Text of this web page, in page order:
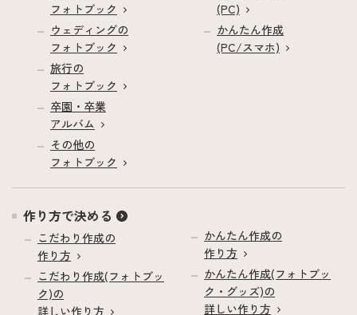
フォトブック
ウェディングの
フォトブック
旅行の
フォトブック
卒園・卒業
アルバム
その他の
フォトブック
(PC)
かんたん作成
(PC/スマホ)
作り方で決める
こだわり作成の
作り方
こだわり作成(フォトブッ
ク)の
詳しい作り方
かんたん作成の
作り方
かんたん作成(フォトブッ
ク・グッズ)の
詳しい作り方